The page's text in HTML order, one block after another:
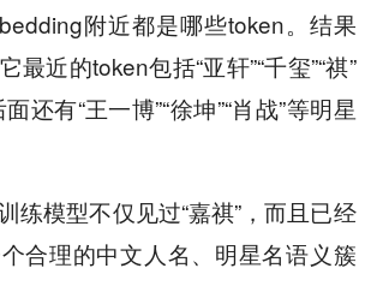
附近都是哪些token。结果
最近的token包括“亚轩”“千玺”“祺”
面还有“王一博”“徐坤”“肖战”等明星
练模型不仅见过“嘉祺”，而且已经
合理的中文人名、明星名语义簇